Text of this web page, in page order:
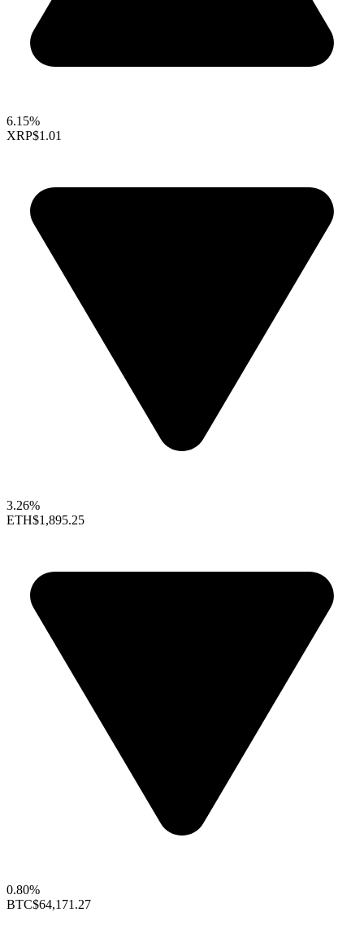
6.15%
XRP$1.01
3.26%
ETH$1,895.25
0.80%
BTC$64,171.27